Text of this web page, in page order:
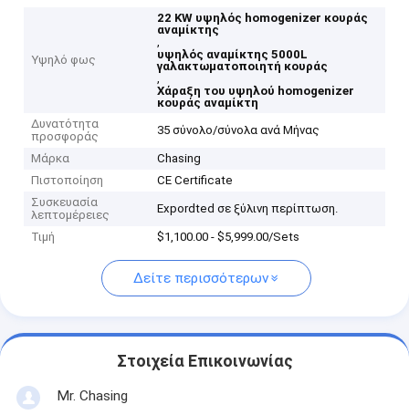
Υψηλό φως
22 KW υψηλός homogenizer κουράς
αναμίκτης
,
υψηλός αναμίκτης 5000L
γαλακτωματοποιητή κουράς
,
Χάραξη του υψηλού homogenizer
κουράς αναμίκτη
Δυνατότητα
προσφοράς
35 σύνολο/σύνολα ανά Μήνας
Μάρκα
Chasing
Πιστοποίηση
CE Certificate
Συσκευασία
λεπτομέρειες
Expordted σε ξύλινη περίπτωση.
Τιμή $1,100.00 - $5,999.00/Sets
Δείτε περισσότερων
Στοιχεία Επικοινωνίας
Mr. Chasing